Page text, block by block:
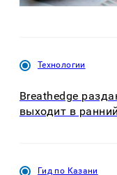
Технологии
Breathedge
выходит в
Гид по Казани